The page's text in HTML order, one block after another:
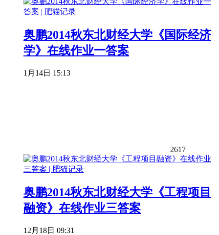
奥鹏2014秋东北财经大学《国际经济
学》在线作业一答案
1月14日 15:13
2617
奥鹏2014秋东北财经大学《工程项目
融资》在线作业三答案
12月18日 09:31